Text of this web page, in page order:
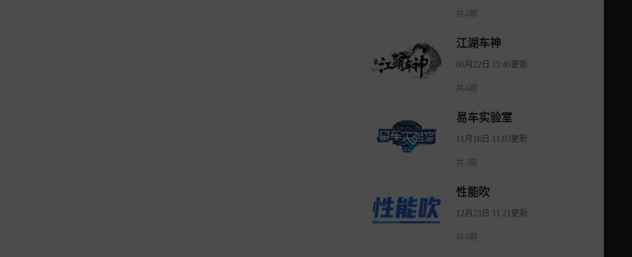
共4期
江湖车神
06月22日 15:49更新
共4期
易车实验室
11月16日 11:03更新
共3期
性能吹
12月23日 11:21更新
共4期